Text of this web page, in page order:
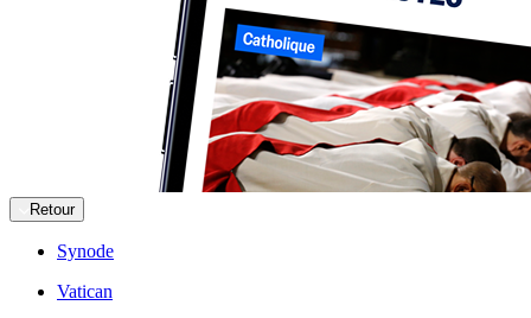
Retour
Synode
Vatican